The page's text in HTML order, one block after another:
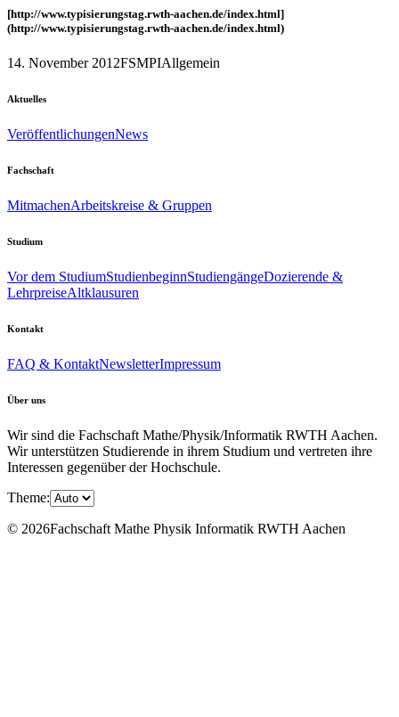
[http://www.typisierungstag.rwth-aachen.de/index.html]
(http://www.typisierungstag.rwth-aachen.de/index.html)
14. November 2012FSMPIAllgemein
Aktuelles
VeröffentlichungenNews
Fachschaft
MitmachenArbeitskreise & Gruppen
Studium
Vor dem StudiumStudienbeginnStudiengängeDozierende &
LehrpreiseAltklausuren
Kontakt
FAQ & KontaktNewsletterImpressum
Über uns
Wir sind die Fachschaft Mathe/Physik/Informatik RWTH Aachen.
Wir unterstützen Studierende in ihrem Studium und vertreten ihre
Interessen gegenüber der Hochschule.
Theme:
© 2026Fachschaft Mathe Physik Informatik RWTH Aachen